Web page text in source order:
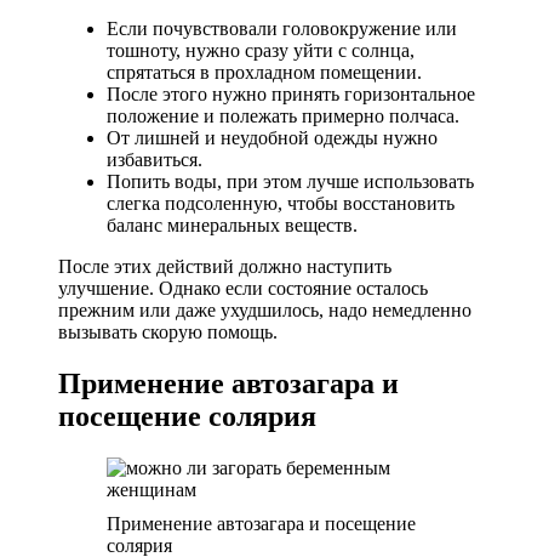
Если почувствовали головокружение или
тошноту, нужно сразу уйти с солнца,
спрятаться в прохладном помещении.
После этого нужно принять горизонтальное
положение и полежать примерно полчаса.
От лишней и неудобной одежды нужно
избавиться.
Попить воды, при этом лучше использовать
слегка подсоленную, чтобы восстановить
баланс минеральных веществ.
После этих действий должно наступить
улучшение. Однако если состояние осталось
прежним или даже ухудшилось, надо немедленно
вызывать скорую помощь.
Применение автозагара и
посещение солярия
Применение автозагара и посещение
солярия